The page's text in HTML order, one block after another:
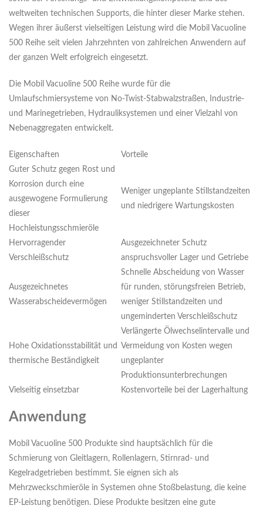
weltweiten technischen Supports, die hinter dieser Marke stehen.
Wegen ihrer äußerst vielseitigen Leistung wird die Mobil Vacuoline
500 Reihe seit vielen Jahrzehnten von zahlreichen Anwendern auf
der ganzen Welt erfolgreich eingesetzt.
Die Mobil Vacuoline 500 Reihe wurde für die
Umlaufschmiersysteme von No-Twist-Stabwalzstraßen, Industrie-
und Marinegetrieben, Hydrauliksystemen und einer Vielzahl von
Nebenaggregaten entwickelt.
Eigenschaften
Vorteile
Guter Schutz gegen Rost und
Korrosion durch eine
ausgewogene Formulierung
dieser
Hochleistungsschmieröle
Weniger ungeplante Stillstandzeiten
und niedrigere Wartungskosten
Hervorragender
Verschleißschutz
Ausgezeichneter Schutz
anspruchsvoller Lager und Getriebe
Ausgezeichnetes
Wasserabscheidevermögen
Schnelle Abscheidung von Wasser
für runden, störungsfreien Betrieb,
weniger Stillstandzeiten und
ungeminderten Verschleißschutz
Hohe Oxidationsstabilität und
thermische Beständigkeit
Verlängerte Ölwechselintervalle und
Vermeidung von Kosten wegen
ungeplanter
Produktionsunterbrechungen
Vielseitig einsetzbar
Kostenvorteile bei der Lagerhaltung
Anwendung
Mobil Vacuoline 500 Produkte sind hauptsächlich für die
Schmierung von Gleitlagern, Rollenlagern, Stirnrad- und
Kegelradgetrieben bestimmt. Sie eignen sich als
Mehrzweckschmieröle in Systemen ohne Stoßbelastung, die keine
EP-Leistung benötigen. Diese Produkte besitzen eine gute